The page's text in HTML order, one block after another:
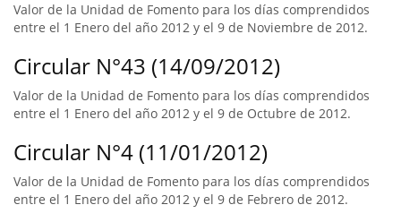
Valor de la Unidad de Fomento para los días comprendidos
entre el 1 Enero del año 2012 y el 9 de Noviembre de 2012.
Circular N°43 (14/09/2012)
Valor de la Unidad de Fomento para los días comprendidos
entre el 1 Enero del año 2012 y el 9 de Octubre de 2012.
Circular N°4 (11/01/2012)
Valor de la Unidad de Fomento para los días comprendidos
entre el 1 Enero del año 2012 y el 9 de Febrero de 2012.